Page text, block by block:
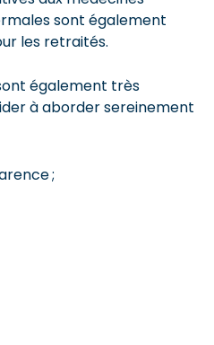
sont également
les retraités.
également très
à aborder sereinement
;